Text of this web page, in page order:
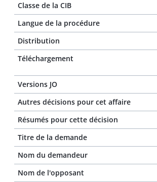
Classe de la CIB
Langue de la procédure
Distribution
Téléchargement
Versions JO
Autres décisions pour cet affaire
Résumés pour cette décision
Titre de la demande
Nom du demandeur
Nom de l'opposant